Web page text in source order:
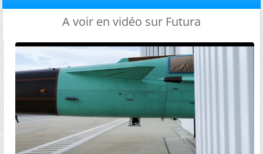
A voir en vidéo sur Futura